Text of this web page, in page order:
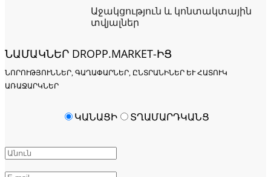
Աջակցություն և կոնտակտային
տվյալներ
ՆԱՄԱԿՆԵՐ DROPP.MARKET-ԻՑ
ՆՈՐՈՒԹՅՈՒՆՆԵՐ, ԳԱՂԱՓԱՐՆԵՐ, ԸՆՏՐԱՆԻՆԵՐ ԵՒ ՀԱՏՈՒԿ Ա
ՌԱՋԱՐԿՆԵՐ
ԿԱՆԱՑԻ ՏՂԱՄԱՐԴԿԱՆՑ